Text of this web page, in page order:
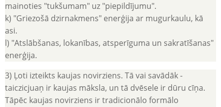
mainoties "tukšumam" uz "piepildījumu".
k) "Griezošā dzirnakmens" enerģija ar mugurkaulu, kā
asi.
l) "Atslābšanas, lokanības, atsperīguma un sakratīšanas"
enerģija.
3) Ļoti izteikts kaujas novirziens. Tā vai savādāk -
taiczicjuaņ ir kaujas māksla, un tā dvēsele ir dūru cīņa.
Tāpēc kaujas novirziens ir tradicionālo formālo